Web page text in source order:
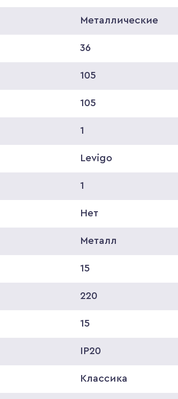
Металлические
36
105
105
1
Levigo
1
Нет
Металл
15
220
15
IP20
Классика